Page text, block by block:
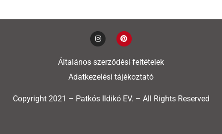
Általános szerződési feltételek
Adatkezelési tájékoztató
Copyright 2021 – Patkós Ildikó EV. – All Rights Reserved